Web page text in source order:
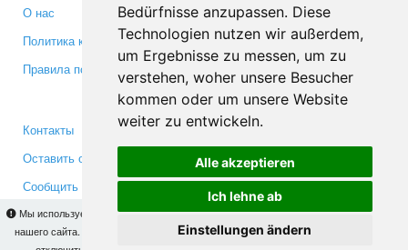
Bedürfnisse anzupassen. Diese
Technologien nutzen wir außerdem,
um Ergebnisse zu messen, um zu
verstehen, woher unsere Besucher
kommen oder um unsere Website
weiter zu entwickeln.
Alle akzeptieren
Ich lehne ab
Einstellungen ändern
Мы используем cookies для того, чтобы Вы могли использовать весь функционал
нашего сайта. На
Вы сможете узнать подробности и, при желании,
О нас
Политика конфиденциальности
Правила пользования
Партнерам
Инвесторам
Медиа
Контакты
Оставить отзыв
Сообщить об ошибке
Facebook
Twitter
YouTube
Google+